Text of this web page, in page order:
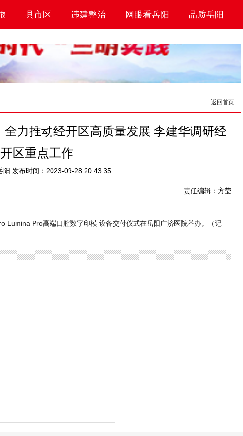
县市区 违建整治 网眼看岳阳 品质岳阳
返回首页
力推动经开区高质量发展 李建华调研经
开区重点工作
阳 发布时间：2023-09-28 20:43:35
责任编辑：方莹
Lumina Pro高端口腔数字印模 设备交付仪式在岳阳广济医院举办。（记